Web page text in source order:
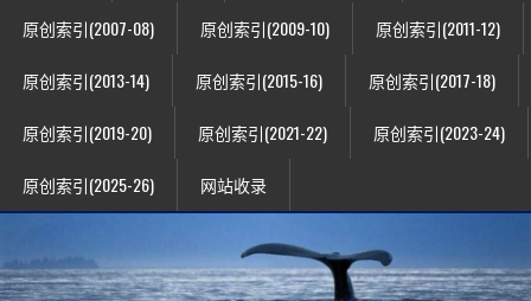
原创索引(2007-08) 原创索引(2009-10) 原创索引(2011-12)
原创索引(2013-14) 原创索引(2015-16) 原创索引(2017-18)
原创索引(2019-20) 原创索引(2021-22) 原创索引(2023-24)
原创索引(2025-26) 网站收录